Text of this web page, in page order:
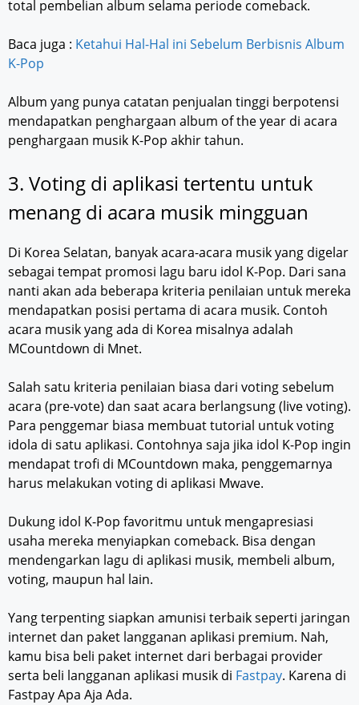
total pembelian album selama periode comeback.
Baca juga : Ketahui Hal-Hal ini Sebelum Berbisnis Album
K-Pop
Album yang punya catatan penjualan tinggi berpotensi
mendapatkan penghargaan album of the year di acara
penghargaan musik K-Pop akhir tahun.
3. Voting di aplikasi tertentu untuk
menang di acara musik mingguan
Di Korea Selatan, banyak acara-acara musik yang digelar
sebagai tempat promosi lagu baru idol K-Pop. Dari sana
nanti akan ada beberapa kriteria penilaian untuk mereka
mendapatkan posisi pertama di acara musik. Contoh
acara musik yang ada di Korea misalnya adalah
MCountdown di Mnet.
Salah satu kriteria penilaian biasa dari voting sebelum
acara (pre-vote) dan saat acara berlangsung (live voting).
Para penggemar biasa membuat tutorial untuk voting
idola di satu aplikasi. Contohnya saja jika idol K-Pop ingin
mendapat trofi di MCountdown maka, penggemarnya
harus melakukan voting di aplikasi Mwave.
Dukung idol K-Pop favoritmu untuk mengapresiasi
usaha mereka menyiapkan comeback. Bisa dengan
mendengarkan lagu di aplikasi musik, membeli album,
voting, maupun hal lain.
Yang terpenting siapkan amunisi terbaik seperti jaringan
internet dan paket langganan aplikasi premium. Nah,
kamu bisa beli paket internet dari berbagai provider
serta beli langganan aplikasi musik di Fastpay. Karena di
Fastpay Apa Aja Ada.